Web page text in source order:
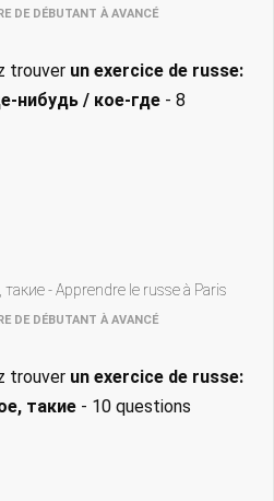
DE DÉBUTANT À AVANCÉ
trouver un exercice de russe:
нибудь / кое-где - 8
такие - Apprendre le russe à Paris
DE DÉBUTANT À AVANCÉ
trouver un exercice de russe:
такие - 10 questions